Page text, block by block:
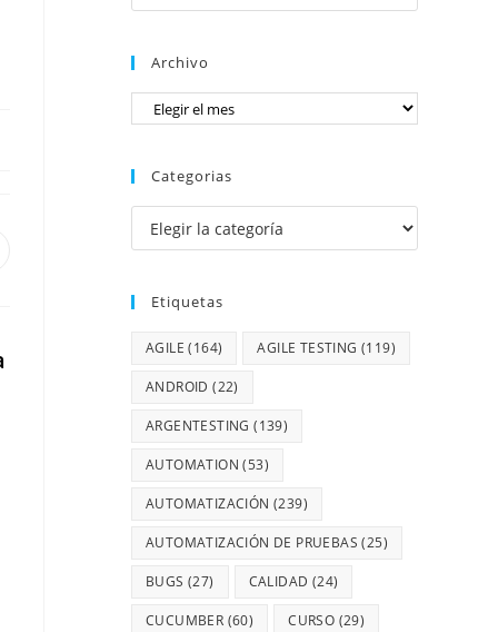
Archivo
Categorias
Etiquetas
AGILE (164) AGILE TESTING (119)
ANDROID (22)
ARGENTESTING (139)
AUTOMATION (53)
AUTOMATIZACIÓN (239)
AUTOMATIZACIÓN DE PRUEBAS (25)
BUGS (27) CALIDAD (24)
CUCUMBER (60) CURSO (29)